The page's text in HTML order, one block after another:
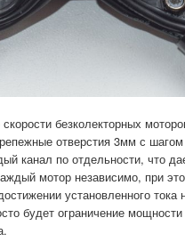
безколекторных
отверстия 3мм с
канал по отдельности, что
мотор независимо, при
установленного тока
будет ограничение